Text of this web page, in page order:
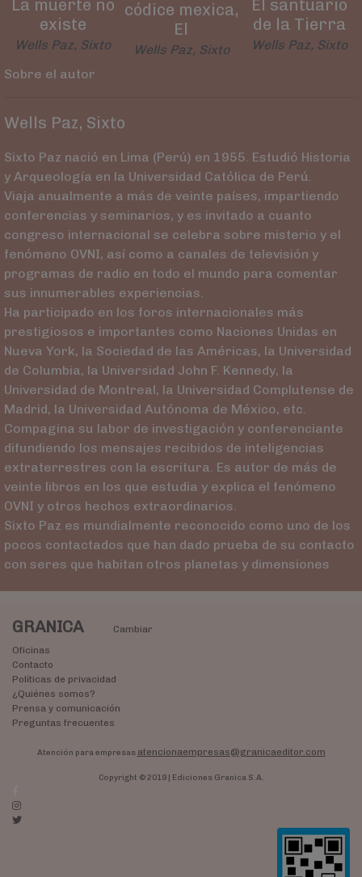
La muerte no
existe
Wells Paz, Sixto
códice mexica,
El
Wells Paz, Sixto
El santuario
de la Tierra
Wells Paz, Sixto
Sobre el autor
Wells Paz, Sixto
Sixto Paz nació en Lima (Perú) en 1955. Estudió Historia
y Arqueología en la Universidad Católica de Perú.
Viaja anualmente a más de veinte países, impartiendo
conferencias y seminarios, y es invitado a cuanto
congreso internacional se celebra sobre misterio y el
fenómeno OVNI, así como a canales de televisión y
programas de radio en todo el mundo para comentar
sus innumerables experiencias.
Ha participado en los foros internacionales más
prestigiosos e importantes como Naciones Unidas en
Nueva York, la Sociedad de las Américas, la Universidad
de Columbia, la Universidad John F. Kennedy, la
Universidad de Montreal, la Universidad Complutense de
Madrid, la Universidad Autónoma de México, etc.
Compagina su labor de investigación y conferenciante
difundiendo los mensajes recibidos de inteligencias
extraterrestres con la escritura. Es autor de más de
veinte libros en los que estudia y explica el fenómeno
OVNI y otros hechos extraordinarios.
Sixto Paz es mundialmente reconocido como uno de los
pocos contactados que han dado prueba de su contacto
con seres que habitan otros planetas y dimensiones
GRANICA
Cambiar
Oficinas
Contacto
Políticas de privacidad
¿Quiénes somos?
Prensa y comunicación
Preguntas frecuentes
Atención para empresas atencionaempresas@granicaeditor.com
Copyright © 2019 | Ediciones Granica S.A.